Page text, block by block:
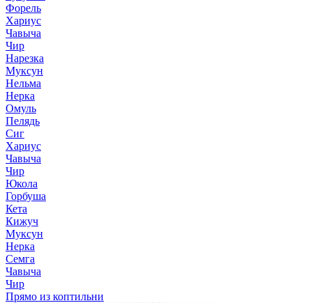
Форель
Хариус
Чавыча
Чир
Нарезка
Муксун
Нельма
Нерка
Омуль
Пелядь
Сиг
Хариус
Чавыча
Чир
Юкола
Горбуша
Кета
Кижуч
Муксун
Нерка
Семга
Чавыча
Чир
Прямо из коптильни